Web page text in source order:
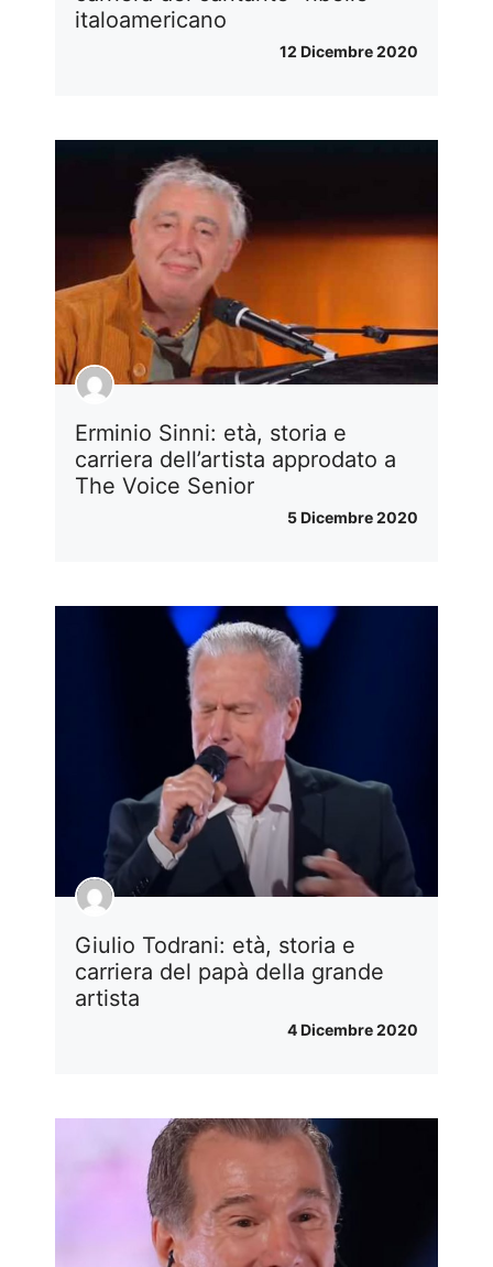
italoamericano
12 Dicembre 2020
Erminio Sinni: età, storia e
carriera dell’artista approdato a
The Voice Senior
5 Dicembre 2020
Giulio Todrani: età, storia e
carriera del papà della grande
artista
4 Dicembre 2020